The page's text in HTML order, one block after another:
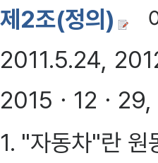
제2조(정의)
2011.5.24,
2015ㆍ12ㆍ
1. "자동차"란 원